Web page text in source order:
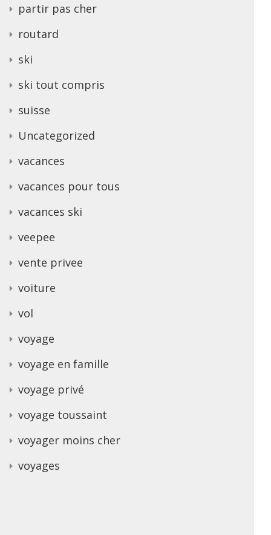
partir pas cher
routard
ski
ski tout compris
suisse
Uncategorized
vacances
vacances pour tous
vacances ski
veepee
vente privee
voiture
vol
voyage
voyage en famille
voyage privé
voyage toussaint
voyager moins cher
voyages